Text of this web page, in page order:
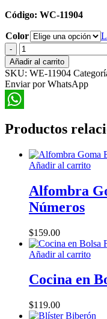
Código: WC-11904
Color
Auto
Monster
Turbo
Beast
cantidad
Añadir al carrito
SKU: WE-11904
Enviar por WhatsApp
Productos
Añadir al carrito
Alfombra
Números
$159.00
Añadir al carrito
Cocina en
$119.00